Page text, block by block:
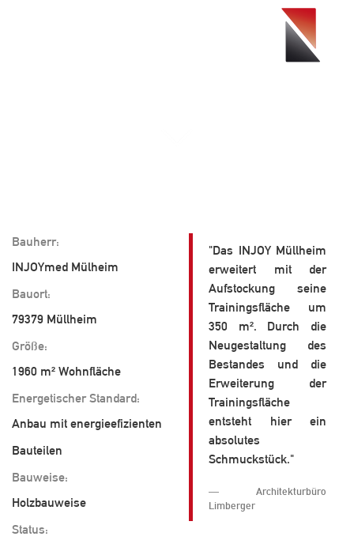
Toggle
Bauherr:
INJOYmed Mülheim
Bauort:
79379 Müllheim
Größe:
1960 m² Wohnfläche
Energetischer Standard:
Anbau mit energieefizienten
Bauteilen
Bauweise:
Holzbauweise
Status:
"Das INJOY Müllheim
erweitert mit der
Aufstockung seine
Trainingsfläche um
350 m². Durch die
Neugestaltung des
Bestandes und die
Erweiterung der
Trainingsfläche
entsteht hier ein
absolutes
Schmuckstück."
Architekturbüro
Limberger